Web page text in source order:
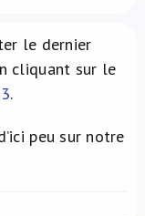
le dernier
cliquant sur le
.
peu sur notre